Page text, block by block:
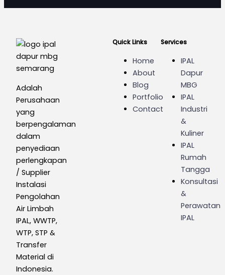
Adalah
Perusahaan
yang
berpengalaman
dalam
penyediaan
perlengkapan
/ Supplier
Instalasi
Pengolahan
Air Limbah
IPAL, WWTP,
WTP, STP &
Transfer
Material di
Indonesia.
Quick Links
Home
About
Blog
Portfolio
Contact
Services
IPAL
Dapur
MBG
IPAL
Industri
&
Kuliner
IPAL
Rumah
Tangga
Konsultasi
&
Perawatan
IPAL